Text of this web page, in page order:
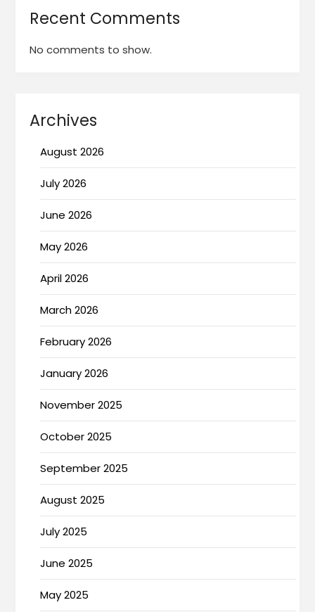
Recent Comments
No comments to show.
Archives
August 2026
July 2026
June 2026
May 2026
April 2026
March 2026
February 2026
January 2026
November 2025
October 2025
September 2025
August 2025
July 2025
June 2025
May 2025